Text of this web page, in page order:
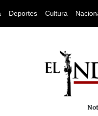
Deportes Cultura